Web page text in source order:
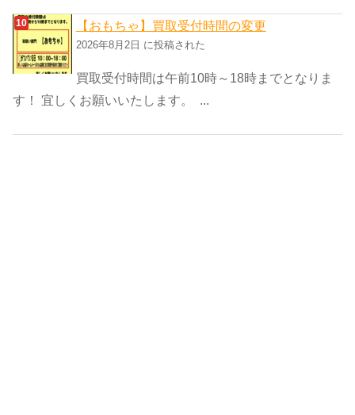
【おもちゃ】買取受付時間の変更
2026年8月2日 に投稿された
買取受付時間は午前10時～18時までとなりま
す！ 宜しくお願いいたします。 ...